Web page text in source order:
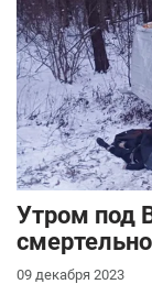
Утром под
09 декабря 2023